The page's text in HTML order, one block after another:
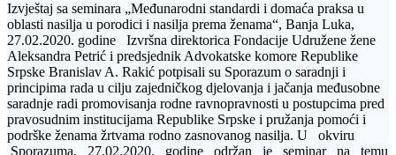
Izvještaj sa seminara „Međunarodni standardi i domaća praksa u
oblasti nasilja u porodici i nasilja prema ženama“, Banja Luka,
27.02.2020. godine Izvršna direktorica Fondacije Udružene žene
Aleksandra Petrić i predsjednik Advokatske komore Republike
Srpske Branislav A. Rakić potpisali su Sporazum o saradnji i
principima rada u cilju zajedničkog djelovanja i jačanja međusobne
saradnje radi promovisanja rodne ravnopravnosti u postupcima pred
pravosudnim institucijama Republike Srpske i pružanja pomoći i
podrške ženama žrtvama rodno zasnovanog nasilja. U okviru
Sporazuma, 27.02.2020. godine održan je seminar na temu